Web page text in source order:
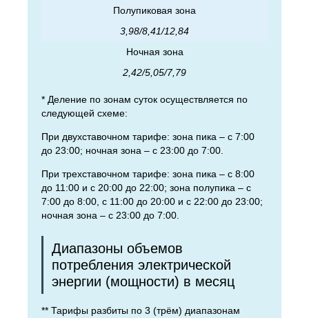
Полупиковая зона
3,98/8,41/12,84
Ночная зона
2,42/5,05/7,79
* Деление по зонам суток осуществляется по
следующей схеме:
При двухставочном тарифе: зона пика – с 7:00
до 23:00; ночная зона – с 23:00 до 7:00.
При трехставочном тарифе: зона пика – с 8:00
до 11:00 и с 20:00 до 22:00; зона полупика – с
7:00 до 8:00, с 11:00 до 20:00 и с 22:00 до 23:00;
ночная зона – с 23:00 до 7:00.
Диапазоны объемов
потребления электрической
энергии (мощности) в месяц
** Тарифы разбиты по 3 (трём) диапазонам